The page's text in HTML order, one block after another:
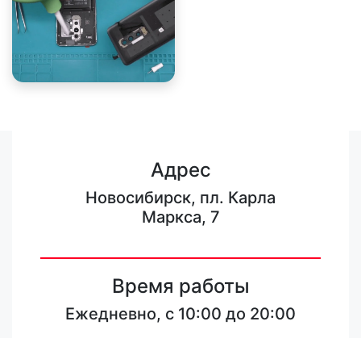
Адрес
Новосибирск, пл. Карла
Маркса, 7
Время работы
Ежедневно, с 10:00 до 20:00